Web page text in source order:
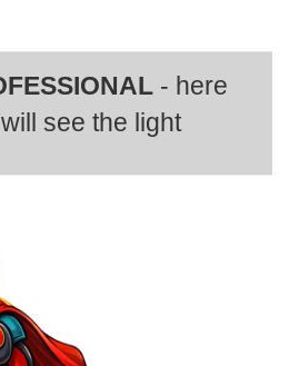
- here
see the light